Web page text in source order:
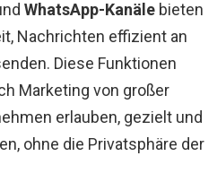
WhatsApp-Kanäle bieten
Nachrichten effizient an
Diese Funktionen
Marketing von großer
erlauben, gezielt und
ohne die Privatsphäre der